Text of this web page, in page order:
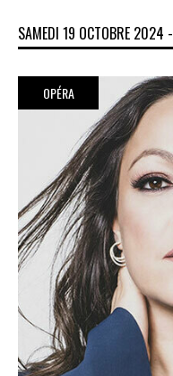
SAMEDI 19 OCTOBRE 2024 -
OPÉRA